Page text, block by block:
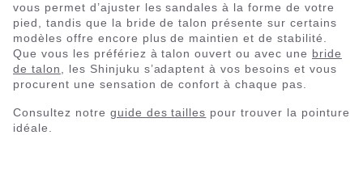
vous permet d’ajuster les sandales à la forme de votre
pied, tandis que la bride de talon présente sur certains
modèles offre encore plus de maintien et de stabilité.
Que vous les préfériez à talon ouvert ou avec une bride
de talon
, les Shinjuku s’adaptent à vos besoins et vous
procurent une sensation de confort à chaque pas.
Consultez notre guide des tailles pour trouver la pointure
idéale.